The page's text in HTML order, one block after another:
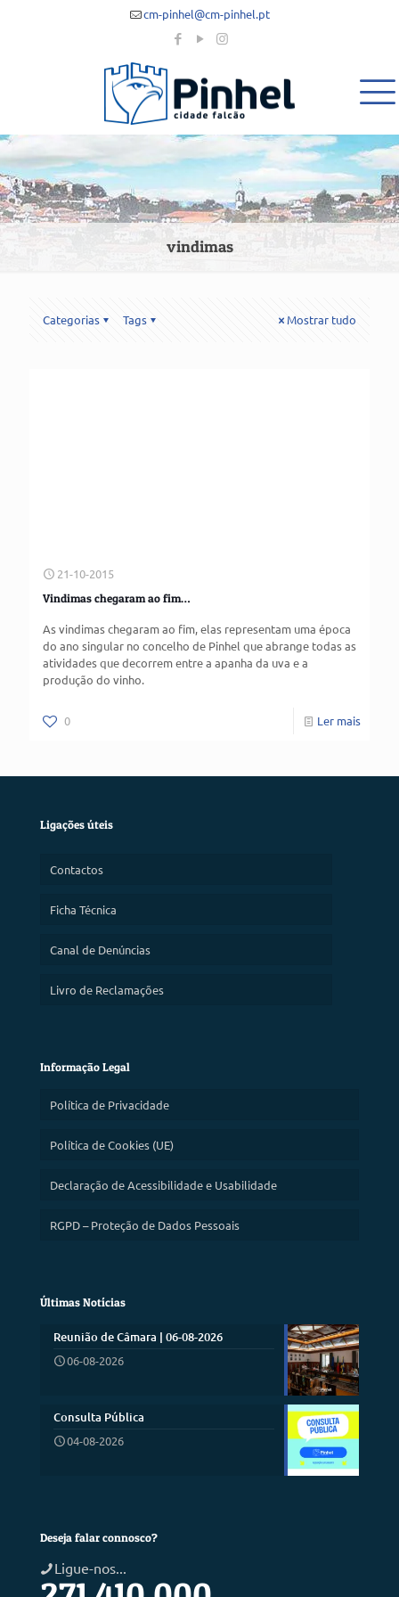
cm-pinhel@cm-pinhel.pt
vindimas
Categorias Tags Mostrar tudo
21-10-2015
Vindimas chegaram ao fim…
As vindimas chegaram ao fim, elas representam uma época
do ano singular no concelho de Pinhel que abrange todas as
atividades que decorrem entre a apanha da uva e a
produção do vinho.
0 Ler mais
Ligações úteis
Contactos
Ficha Técnica
Canal de Denúncias
Livro de Reclamações
Informação Legal
Política de Privacidade
Política de Cookies (UE)
Declaração de Acessibilidade e Usabilidade
RGPD – Proteção de Dados Pessoais
Últimas Notícias
Reunião de Câmara | 06-08-2026
06-08-2026
Consulta Pública
04-08-2026
Deseja falar connosco?
Ligue-nos...